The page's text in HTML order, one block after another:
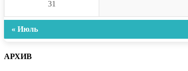
31
« Июль
АРХИВ